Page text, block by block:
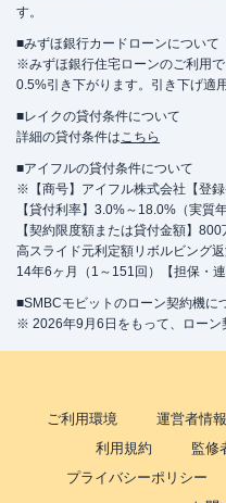
す。
■みずほ銀行カードローンについて
※みずほ銀行住宅ローンのご利用
0.5%引き下がります。引き下げ適
■レイクの貸付条件について
詳細の貸付条件はこちら
■アイフルの貸付条件について
※【商号】アイフル株式会社【登
【貸付利率】3.0%～18.0%（実質
【契約限度額または貸付金額】
高スライド元利定額リボルビング
14年6ヶ月（1～151回）【担保・
■SMBCモビットのローン契約機に
※ 2026年9月6日をもって、ローン
ご利用環境 運営者情報
利用規約
監修
プライバシーポリシー